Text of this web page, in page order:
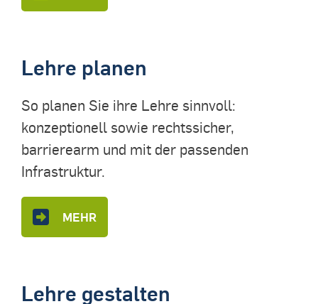
Lehre planen
So planen Sie ihre Lehre sinnvoll:
konzeptionell sowie rechtssicher,
barrierearm und mit der passenden
Infrastruktur.
MEHR
Lehre gestalten